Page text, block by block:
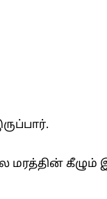
மரத்தின் கீழும்